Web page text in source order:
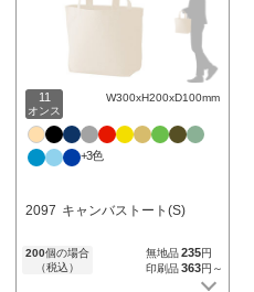
11
オンス
W300xH200xD100mm
+3色
2097 キャンバストート(S)
200個の場合
（税込）
無地品235円
印刷品363円～